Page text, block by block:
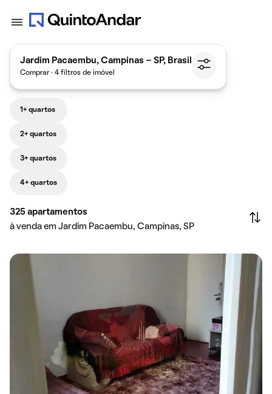
Jardim Pacaembu, Campinas - SP, Brasil
Comprar · 4 filtros de imóvel
1+ quartos
2+ quartos
3+ quartos
4+ quartos
325 apartamentos
à venda em Jardim Pacaembu, Campinas, SP